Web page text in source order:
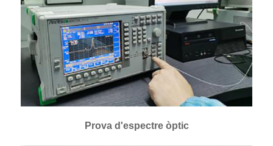
Prova d'espectre òptic